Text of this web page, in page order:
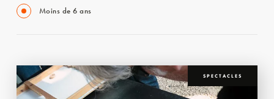
Moins de 6 ans
SPECTACLES